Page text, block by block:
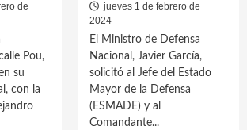
de
Pou,
su
con la
jueves 1 de febrero de
2024
El Ministro de Defensa
Nacional, Javier García,
solicitó al Jefe del Estado
Mayor de la Defensa
(ESMADE) y al
Comandante...